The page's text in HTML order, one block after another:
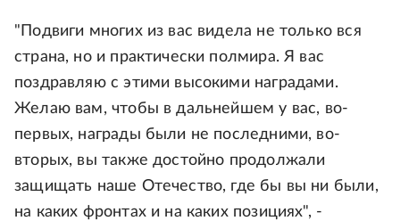
"Подвиги многих из вас видела не только вся
страна, но и практически полмира. Я вас
поздравляю с этими высокими наградами.
Желаю вам, чтобы в дальнейшем у вас, во-
первых, награды были не последними, во-
вторых, вы также достойно продолжали
защищать наше Отечество, где бы вы ни были,
на каких фронтах и на каких позициях", -